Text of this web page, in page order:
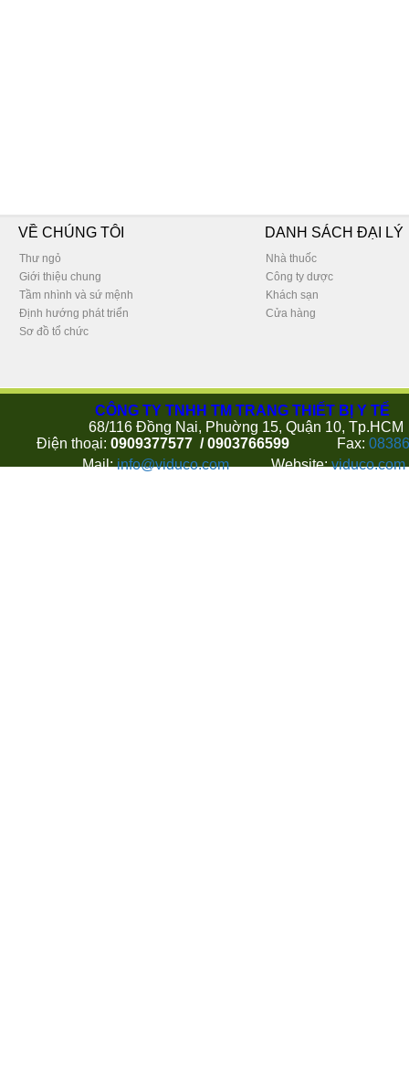
VỀ CHÚNG TÔI DANH SÁCH ĐẠI LÝ
Thư ngỏ
Giới thiệu chung
Tầm nhình và sứ mệnh
Định hướng phát triển
Sơ đồ tổ chức
Nhà thuốc
Công ty dược
Khách sạn
Cửa hàng
CÔNG TY TNHH TM TRANG THIẾT BỊ Y TẾ
68/116 Đồng Nai, Phuờng 15, Quận 10, Tp.HCM
Điện thoại: 0909377577 / 0903766599 Fax:
Mail:info@viduco.com Website: viduco.com